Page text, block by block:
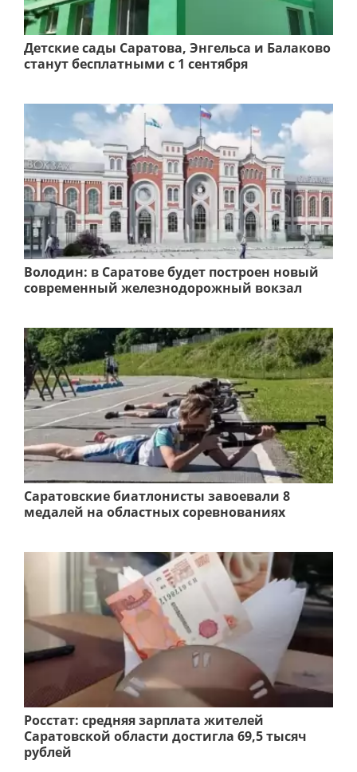
Детские сады Саратова, Энгельса и Балаково
станут бесплатными с 1 сентября
Володин: в Саратове будет построен новый
современный железнодорожный вокзал
Саратовские биатлонисты завоевали 8
медалей на областных соревнованиях
Росстат: средняя зарплата жителей
Саратовской области достигла 69,5 тысяч
рублей